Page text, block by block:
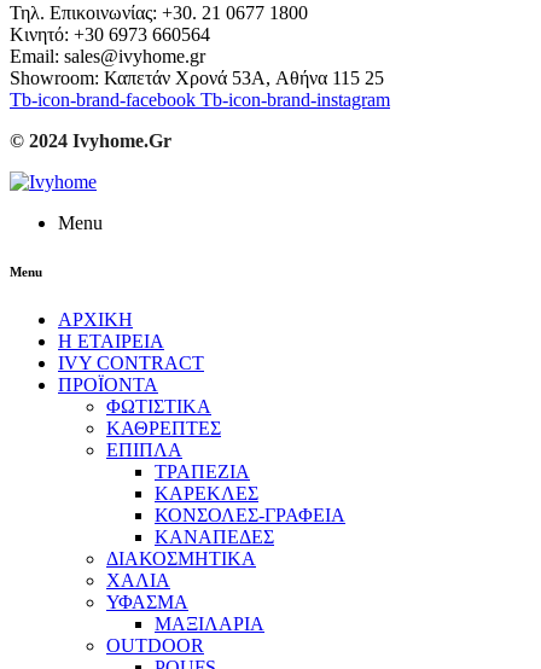
Τηλ. Επικοινωνίας: +30. 21 0677 1800
Κινητό: +30 6973 660564
Email: sales@ivyhome.gr
Showroom: Καπετάν Χρονά 53A, Αθήνα 115 25
Tb-icon-brand-facebook Tb-icon-brand-instagram
© 2024 Ivyhome.Gr
Menu
Menu
ΑΡΧΙΚΗ
Η ΕΤΑΙΡΕΙΑ
IVY CONTRACT
ΠΡΟΪΟΝΤΑ
ΦΩΤΙΣΤΙΚΑ
ΚΑΘΡΕΠΤΕΣ
ΕΠΙΠΛΑ
ΤΡΑΠΕΖΙΑ
ΚΑΡΕΚΛΕΣ
ΚΟΝΣΟΛΕΣ-ΓΡΑΦΕΙΑ
ΚΑΝΑΠΕΔΕΣ
ΔΙΑΚΟΣΜΗΤΙΚΑ
ΧΑΛΙΑ
ΥΦΑΣΜΑ
ΜΑΞΙΛΑΡΙΑ
OUTDOOR